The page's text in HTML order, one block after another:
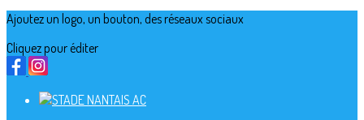
Ajoutez un logo, un bouton, des réseaux sociaux
Cliquez pour éditer